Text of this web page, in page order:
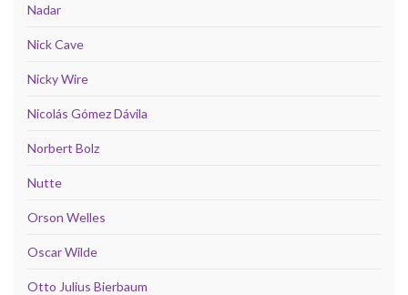
Nadar
Nick Cave
Nicky Wire
Nicolás Gómez Dávila
Norbert Bolz
Nutte
Orson Welles
Oscar Wilde
Otto Julius Bierbaum